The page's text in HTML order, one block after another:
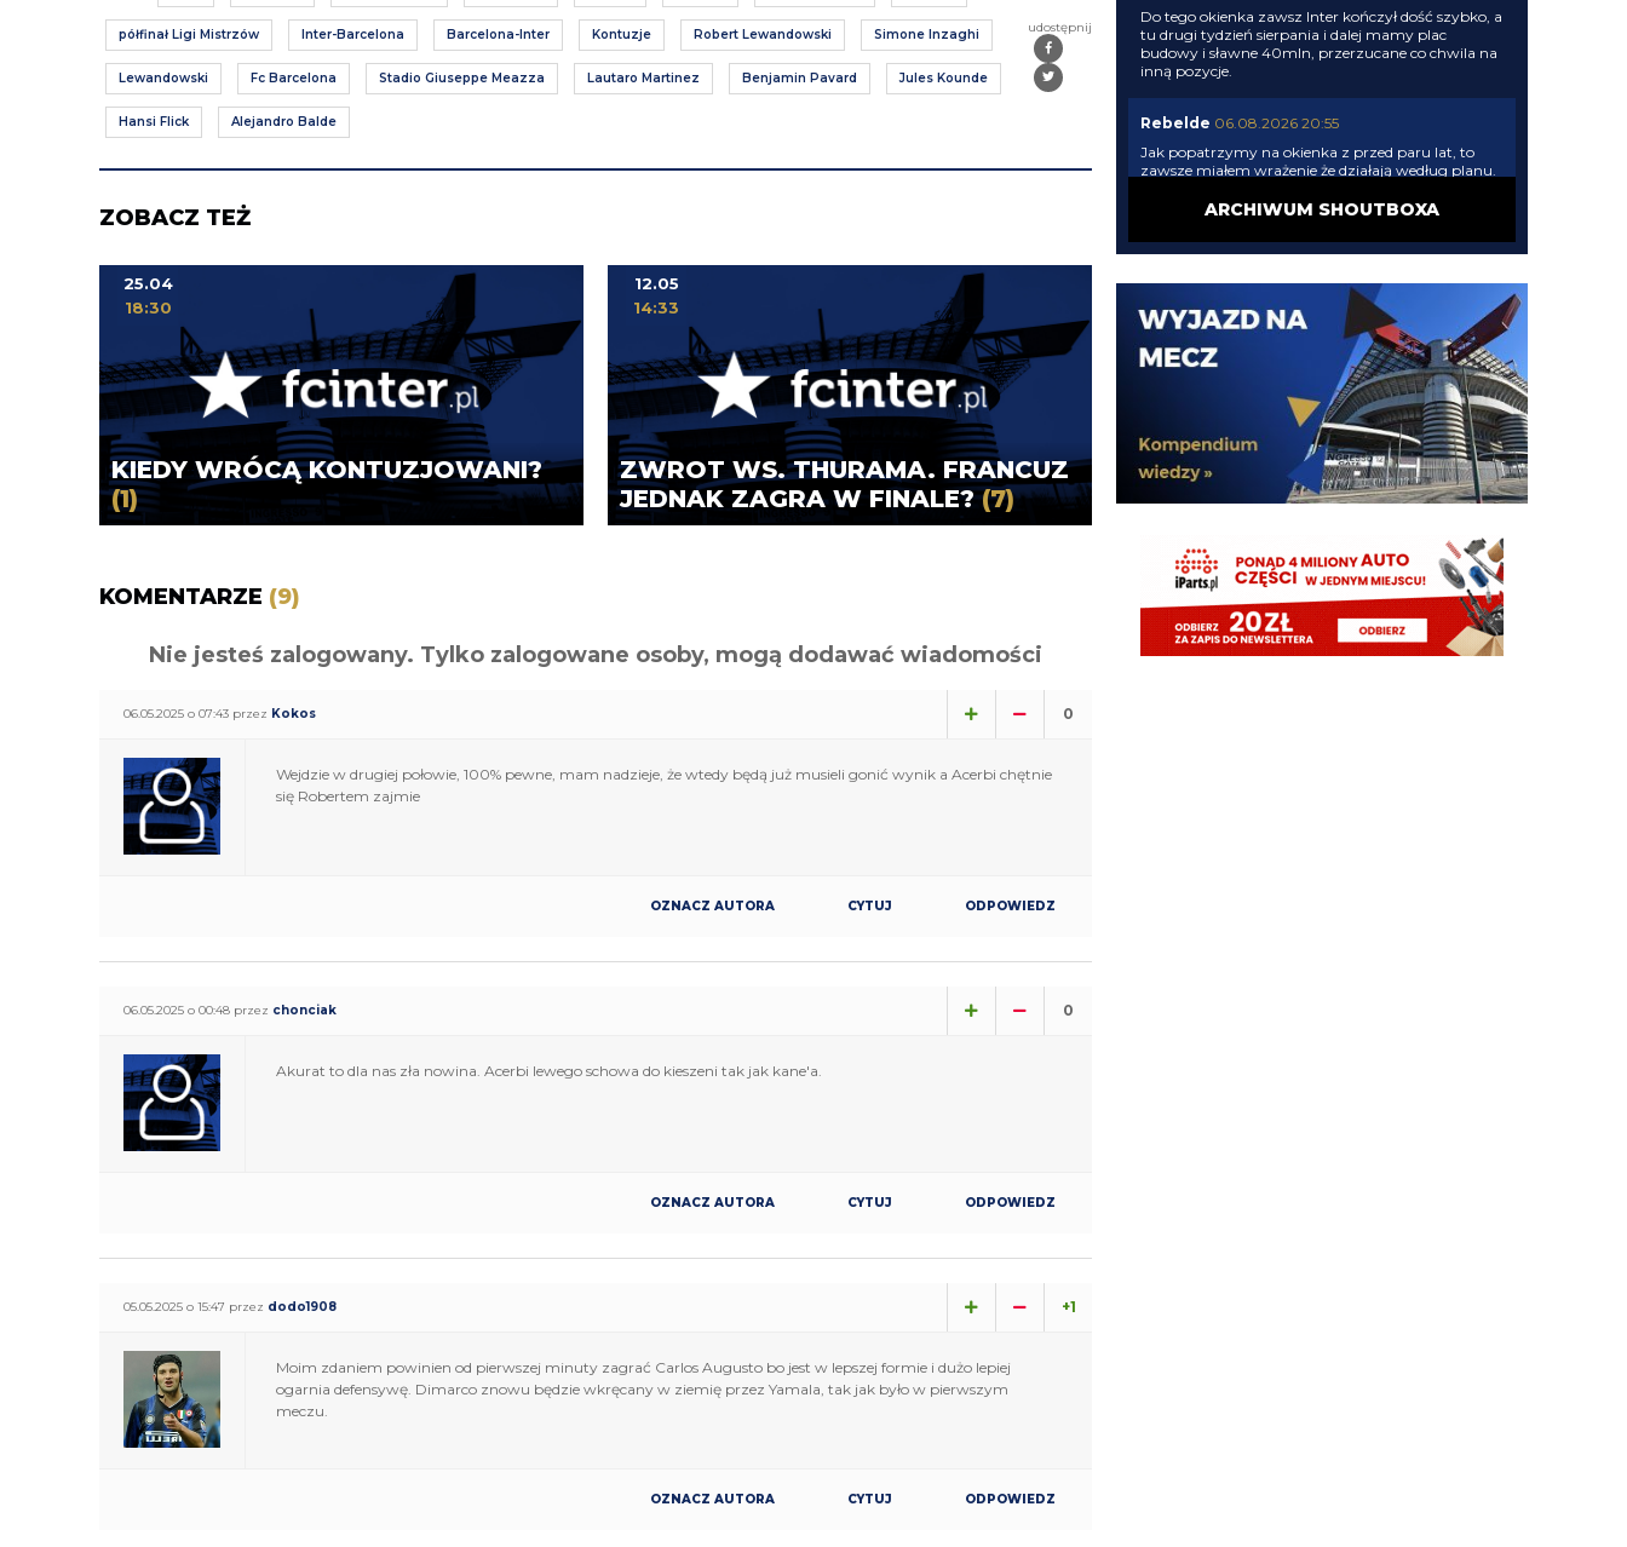
półfinał Ligi Mistrzów Inter-Barcelona Barcelona-Inter Kontuzje Robert Lewandowski Simone Inzaghi
Lewandowski Fc Barcelona Stadio Giuseppe Meazza Lautaro Martinez Benjamin Pavard Jules Kounde
Hansi Flick Alejandro Balde
udostępnij
ZOBACZ TEŻ
KIEDY WRÓCĄ KONTUZJOWANI?
(1)
25.04
18:30
ZWROT WS. THURAMA. FRANCUZ
JEDNAK ZAGRA W FINALE?(7)
12.05
14:33
KOMENTARZE (9)
Nie jesteś zalogowany. Tylko zalogowane osoby, mogą dodawać wiadomości
06.05.2025 o 07:43 przez Kokos 0
Wejdzie w drugiej połowie, 100% pewne, mam nadzieje, że wtedy będą już musieli gonić wynik a Acerbi chętnie
się Robertem zajmie
OZNACZ AUTORA CYTUJ ODPOWIEDZ
06.05.2025 o 00:48 przez chonciak 0
Akurat to dla nas zła nowina. Acerbi lewego schowa do kieszeni tak jak kane'a.
OZNACZ AUTORA CYTUJ ODPOWIEDZ
05.05.2025 o 15:47 przez dodo1908 +1
Moim zdaniem powinien od pierwszej minuty zagrać Carlos Augusto bo jest w lepszej formie i dużo lepiej
ogarnia defensywę. Dimarco znowu będzie wkręcany w ziemię przez Yamala, tak jak było w pierwszym
meczu.
OZNACZ AUTORA CYTUJ ODPOWIEDZ
Do tego okienka zawsz Inter kończył dość szybko, a
tu drugi tydzień sierpania i dalej mamy plac
budowy i sławne 40mln, przerzucane co chwila na
inną pozycje.
Rebelde 06.08.2026 20:55
Jak popatrzymy na okienka z przed paru lat, to
zawsze miałem wrażenie że działają według planu.
miał plan. A te okienko jest "inne", odbijanie sie od
transferowo co chwile sie zmieniają, najwazniejszy
sumie nie wiadomo.
Xucatlan 06.08.2026 20:22
Jakiej różnicy? Są pieniądze, to możesz mieć i 40
zawodników na kontrakcie jak Chelsea czy
Tottenham. Nie ma pieniędzy, to nie kupujesz póki
nie sprzedasz. Nie ma żadnego mitycznego
blokowania miejsca.
Xucatlan
06.08.2026 20:21
El_Imprezatore 06.08.2026 20:21
w tym klubie za oaktree to prawie wszystko nie gra
ARCHIWUM SHOUTBOXA